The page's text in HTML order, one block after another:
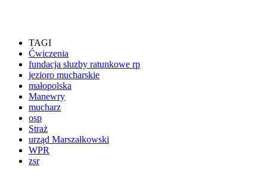
TAGI
Ćwiczenia
fundacja sluzby ratunkowe rp
jezioro mucharskie
małopolska
Manewry
mucharz
osp
Straż
urząd Marszałkowski
WPR
zsr